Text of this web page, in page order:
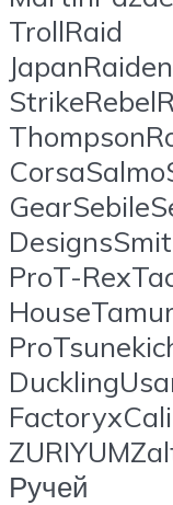
TrollRaid
ProT-
Ручей